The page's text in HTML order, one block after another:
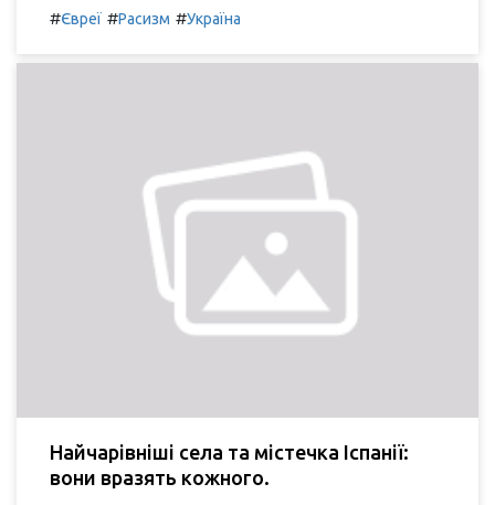
#Євреї #Расизм #Україна
Найчарівніші села та містечка Іспанії:
вони вразять кожного.